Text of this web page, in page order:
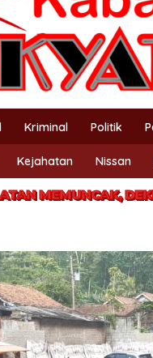
Kriminal Politik
Kejahatan Nissan
MEMUNCAK,